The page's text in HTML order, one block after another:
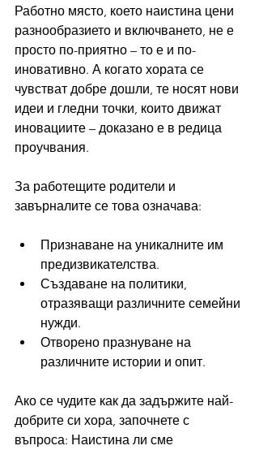
Работно място, което наистина цени
разнообразието и включването, не е
просто по-приятно – то е и по-
иновативно. А когато хората се
чувстват добре дошли, те носят нови
идеи и гледни точки, които движат
иновациите – доказано е в редица
проучвания.
За работещите родители и
завърналите се това означава:
Признаване на уникалните им
предизвикателства.
Създаване на политики,
отразяващи различните семейни
нужди.
Отворено празнуване на
различните истории и опит.
Ако се чудите как да задържите най-
добрите си хора, започнете с
въпроса: Наистина ли сме